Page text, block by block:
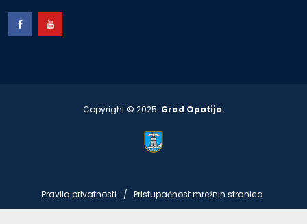
Copyright © 2025. Grad Opatija.
Pravila privatnosti Pristupačnost mrežnih stranica